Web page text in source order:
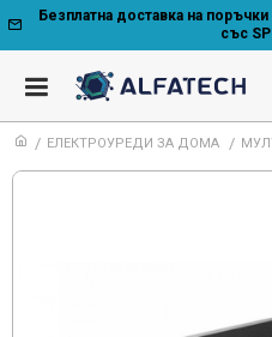
Безплатна доставка на
със
ЕЛЕКТРОУРЕДИ ЗА ДОМА